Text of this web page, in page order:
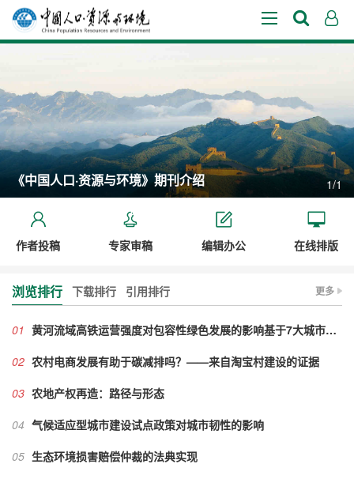
《中国人口·资源与环境》期刊介绍 1/1
作者投稿 专家审稿 编辑办公 在线排版
浏览排行 下载排行 引用排行
01
黄河流域高铁运营强度对包容性绿色发展的影响基于7大城市群中心—外围的分析视角
02 农村电商发展有助于碳减排吗？——来自淘宝村建设的证据
03 农地产权再造：路径与形态
04 气候适应型城市建设试点政策对城市韧性的影响
05 生态环境损害赔偿仲裁的法典实现
更多